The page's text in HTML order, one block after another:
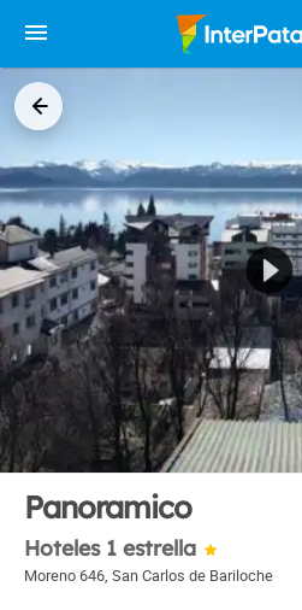
Panoramico
Hoteles 1 estrella
Moreno 646, San Carlos de Bariloche